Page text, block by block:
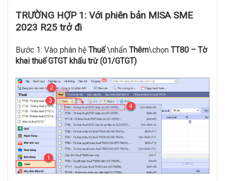
TRƯỜNG HỢP 1: Với phiên bản MISA SME
2023 R25 trở đi
Bước 1: Vào phân hệ Thuế\nhấn Thêm\chọn TT80 – Tờ
khai thuế GTGT khấu trừ (01/GTGT)